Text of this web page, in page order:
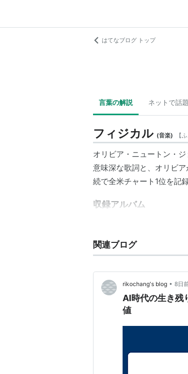
はてなブログ トップ
言葉の解説 ネットで話題
フィジカル (音楽) 【
オリビア・ニュートン・ジ
意味深な歌詞と、オリビ
続で全米チャート1位を記録
収録アルバム
「 フィジカル
関連ブログ
rikochang's blog • 8日
AI時代の生き残
値